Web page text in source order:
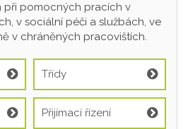
při pomocných pracích v
v sociální péči a službách, ve
v chráněných pracovištích.
Třídy
Přijímací řízení